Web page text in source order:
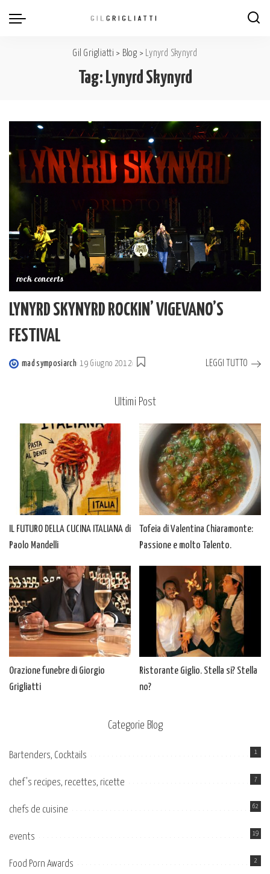
Gil Grigliatti > Blog > Lynyrd Skynyrd
Tag: Lynyrd Skynyrd
rock concerts
LYNYRD SKYNYRD ROCKIN’ VIGEVANO’S
FESTIVAL
Posted
mad symposiarch 19 Giugno 2012 LEGGI TUTTO
Ultimi Post
IL FUTURO DELLA CUCINA ITALIANA di
Paolo Mandelli
Tofeia di Valentina Chiaramonte:
Passione e molto Talento.
Orazione funebre di Giorgio
Grigliatti
Ristorante Giglio. Stella si? Stella
no?
Categorie Blog
Bartenders, Cocktails 1
chef's recipes, recettes, ricette 7
chefs de cuisine 62
events 19
Food Porn Awards 2